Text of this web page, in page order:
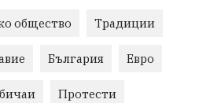
общество Традиции
България Евро
Протести